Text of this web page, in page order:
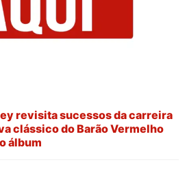
revisita sucessos da carreira
clássico do Barão Vermelho
álbum